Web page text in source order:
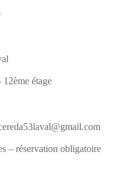
12ème étage
– réservation obligatoire